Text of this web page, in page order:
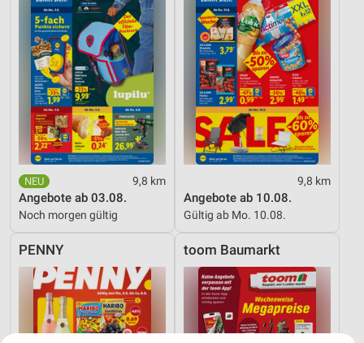
9,8 km
Angebote ab 03.08.
Noch morgen gültig
9,8 km
Angebote ab 10.08.
Gültig ab Mo. 10.08.
PENNY toom Baumarkt